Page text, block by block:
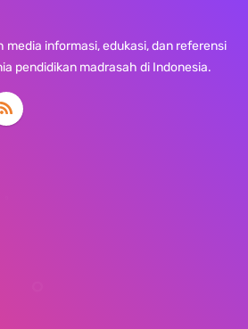
media informasi, edukasi, dan referensi
pendidikan madrasah di Indonesia.